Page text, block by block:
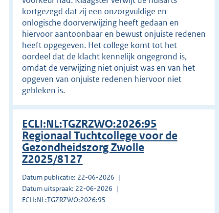
kortgezegd dat zij een onzorgvuldige en
onlogische doorverwijzing heeft gedaan en
hiervoor aantoonbaar en bewust onjuiste redenen
heeft opgegeven. Het college komt tot het
oordeel dat de klacht kennelijk ongegrond is,
omdat de verwijzing niet onjuist was en van het
opgeven van onjuiste redenen hiervoor niet
gebleken is.
ECLI:NL:TGZRZWO:2026:95
Regionaal Tuchtcollege voor de
Gezondheidszorg Zwolle
Z2025/8127
Datum publicatie: 22-06-2026
Datum uitspraak: 22-06-2026
ECLI:NL:TGZRZWO:2026:95